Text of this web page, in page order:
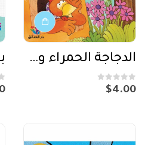
الدجاجة الحمراء وشجرة التفاح
0
out of 5
$4.00
0